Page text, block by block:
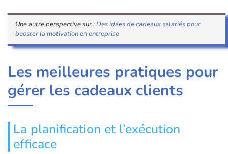
Une autre perspective sur :Des idées de cadeaux salariés pour
booster la motivation en entreprise
Les meilleures pratiques pour
gérer les cadeaux clients
La planification et l’exécution
efficace